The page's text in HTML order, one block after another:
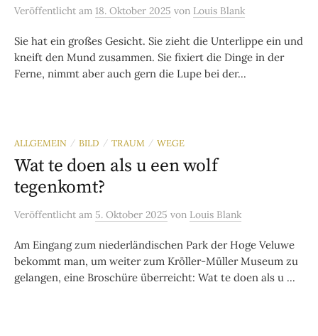
Veröffentlicht am 18. Oktober 2025 von Louis Blank
Sie hat ein großes Gesicht. Sie zieht die Unterlippe ein und
kneift den Mund zusammen. Sie fixiert die Dinge in der
Ferne, nimmt aber auch gern die Lupe bei der...
ALLGEMEIN / BILD / TRAUM / WEGE
Wat te doen als u een wolf
tegenkomt?
Veröffentlicht am 5. Oktober 2025 von Louis Blank
Am Eingang zum niederländischen Park der Hoge Veluwe
bekommt man, um weiter zum Kröller-Müller Museum zu
gelangen, eine Broschüre überreicht: Wat te doen als u ...